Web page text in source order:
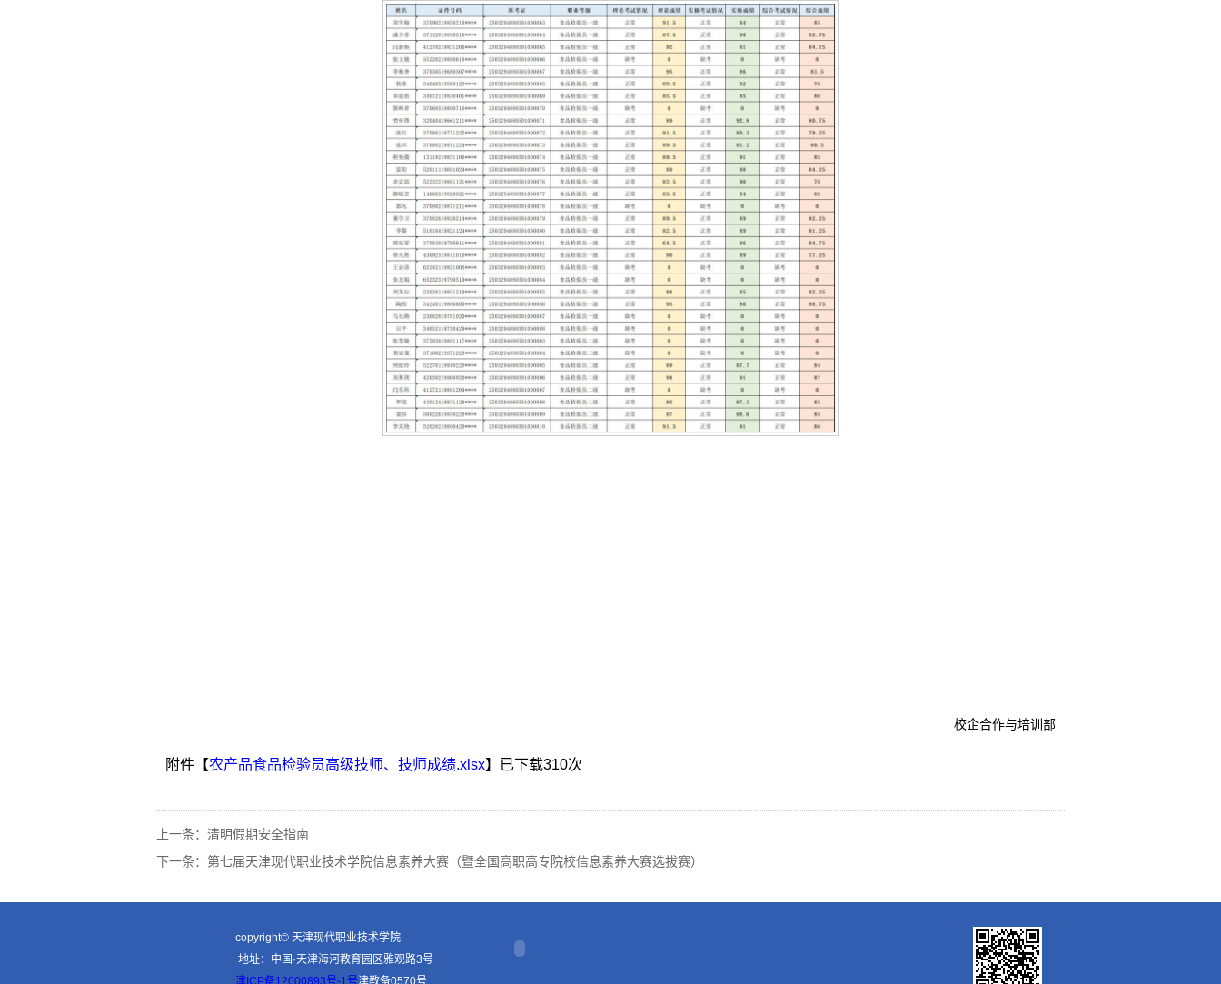
校企合作与培训部
附件【农产品食品检验员高级技师、技师成绩.xlsx】已下载310次
上一条： 清明假期安全指南
下一条： 第七届天津现代职业技术学院信息素养大赛（暨全国高职高专院校信息素养大赛选拔赛）
copyright© 天津现代职业技术学院
地址：中国·天津海河教育园区雅观路3号
津ICP备12000893号-1号津教备0570号